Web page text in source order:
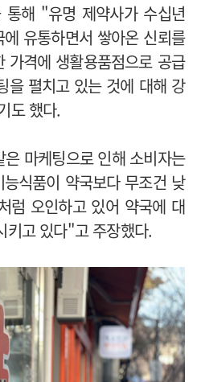
통해 "유명 제약사가 수십년
유통하면서 쌓아온 신뢰를
가격에 생활용품점으로 공급
을 펼치고 있는 것에 대해 강
도 했다.
마케팅으로 인해 소비자는
식품이 약국보다 무조건 낮
럼 오인하고 있어 약국에 대
키고 있다"고 주장했다.